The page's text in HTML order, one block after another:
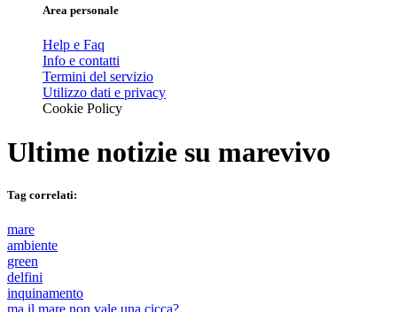
Area personale
Help e Faq
Info e contatti
Termini del servizio
Utilizzo dati e privacy
Cookie Policy
Ultime notizie su marevivo
Tag correlati:
mare
ambiente
green
delfini
inquinamento